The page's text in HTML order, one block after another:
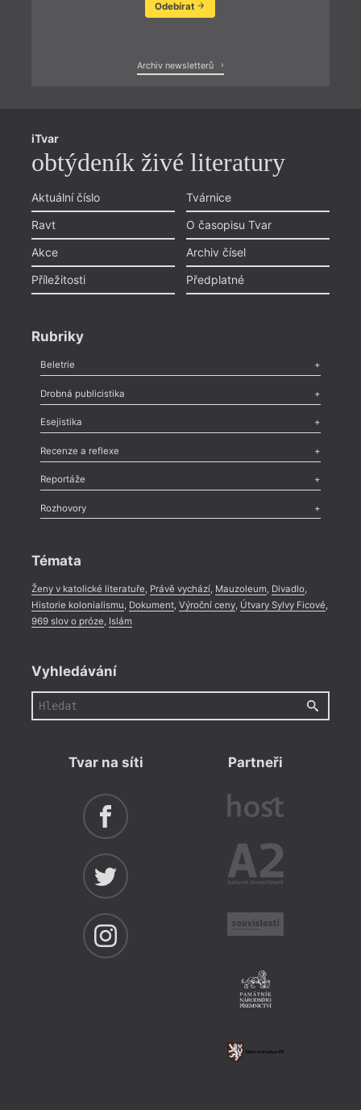
Odebírat
Archiv newsletterů
iTvar
obtýdeník živé literatury
Aktuální číslo
Ravt
Akce
Příležitosti
Tvárnice
O časopisu Tvar
Archiv čísel
Předplatné
Rubriky
Beletrie
Poezie,Próza,Dokumenty
Drobná publicistika
Odlesk
Nekrolog,Glosa,Sloupek,Pozvánka,Literární soutěž,
Esejistika
Esej , Pádlo,Úvaha
Recenze a reflexe
Recenze
Méně slov o próze,Celá rubrika
Reportáže
Literární zítřky
Celá rubrika
Rozhovory
Témata
Ženy v katolické literatuře, Právě vychází, Mauzoleum, Divadlo,
Historie kolonialismu, Dokument, Výroční ceny, Útvary Sylvy Ficové,
969 slov o próze, Islám
Vyhledávání
Tvar na síti Partneři